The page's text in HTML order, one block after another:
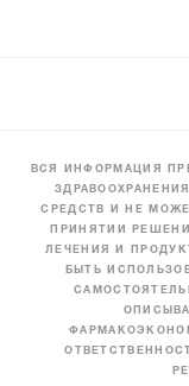
ВСЯ ИНФОРМАЦИЯ
СРЕДСТВ И НЕ
ПРИНЯТИИ
ЛЕЧЕНИЯ И
БЫТЬ